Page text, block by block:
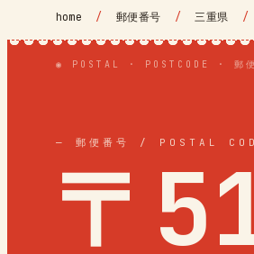
home / 郵便番号 / 三重県 /
◉ POSTAL · POSTCODE · 郵
— 郵便番号 / POSTAL
〒